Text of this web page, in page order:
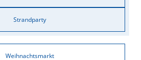
Strandparty
Weihnachtsmarkt